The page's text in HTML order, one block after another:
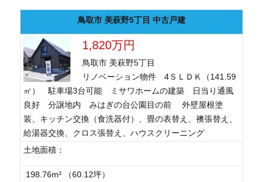
鳥取市 美萩野5丁目 中古戸建
1,820万円
鳥取市 美萩野5丁目
リノベーション物件 4ＳＬＤＫ（141.59
㎡） 駐車場3台可能 ミサワホームの建築 日当り通風
良好 分譲地内 みはぎの台公園目の前 外壁屋根塗
装、キッチン交換（食洗器付）、畳の表替え、襖張替え、
給湯器交換、クロス張替え、ハウスクリーニング
土地面積：
198.76m² （60.12坪）